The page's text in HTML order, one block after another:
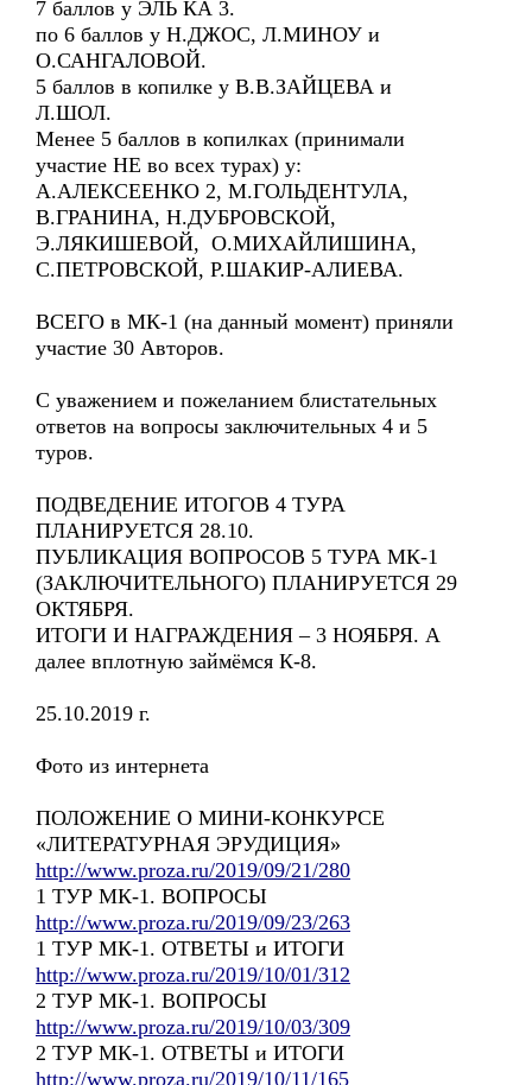
7 баллов у ЭЛЬ КА 3.
по 6 баллов у Н.ДЖОС, Л.МИНОУ и
О.САНГАЛОВОЙ.
5 баллов в копилке у В.В.ЗАЙЦЕВА и
Л.ШОЛ.
Менее 5 баллов в копилках (принимали
участие НЕ во всех турах) у:
А.АЛЕКСЕЕНКО 2, М.ГОЛЬДЕНТУЛА,
В.ГРАНИНА, Н.ДУБРОВСКОЙ,
Э.ЛЯКИШЕВОЙ, О.МИХАЙЛИШИНА,
С.ПЕТРОВСКОЙ, Р.ШАКИР-АЛИЕВА.
ВСЕГО в МК-1 (на данный момент) приняли
участие 30 Авторов.
С уважением и пожеланием блистательных
ответов на вопросы заключительных 4 и 5
туров.
ПОДВЕДЕНИЕ ИТОГОВ 4 ТУРА
ПЛАНИРУЕТСЯ 28.10.
ПУБЛИКАЦИЯ ВОПРОСОВ 5 ТУРА МК-1
(ЗАКЛЮЧИТЕЛЬНОГО) ПЛАНИРУЕТСЯ 29
ОКТЯБРЯ.
ИТОГИ И НАГРАЖДЕНИЯ – 3 НОЯБРЯ. А
далее вплотную займёмся К-8.
25.10.2019 г.
Фото из интернета
ПОЛОЖЕНИЕ О МИНИ-КОНКУРСЕ
«ЛИТЕРАТУРНАЯ ЭРУДИЦИЯ»
http://www.proza.ru/2019/09/21/280
1 ТУР МК-1. ВОПРОСЫ
http://www.proza.ru/2019/09/23/263
1 ТУР МК-1. ОТВЕТЫ и ИТОГИ
http://www.proza.ru/2019/10/01/312
2 ТУР МК-1. ВОПРОСЫ
http://www.proza.ru/2019/10/03/309
2 ТУР МК-1. ОТВЕТЫ и ИТОГИ
http://www.proza.ru/2019/10/11/165